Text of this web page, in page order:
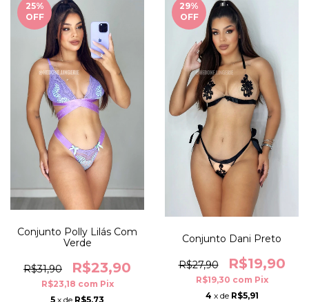
25%
OFF
Conjunto Polly Lilás Com
Verde
R$31,90 R$23,90
R$23,18 com Pix
5 x de R$5,73
29%
OFF
Conjunto Dani Preto
R$27,90 R$19,90
R$19,30 com Pix
4 x de R$5,91